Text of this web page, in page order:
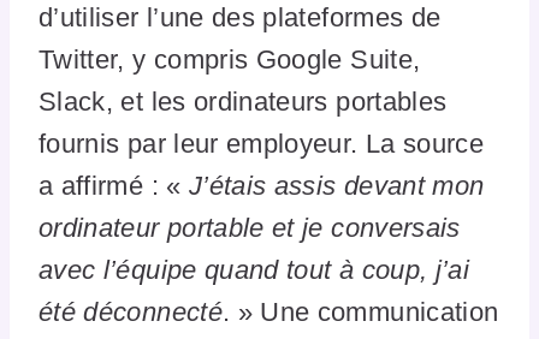
d’utiliser l’une des plateformes de
Twitter, y compris Google Suite,
Slack, et les ordinateurs portables
fournis par leur employeur. La source
a affirmé : « J’étais assis devant mon
ordinateur portable et je conversais
avec l’équipe quand tout à coup, j’ai
été déconnecté. » Une communication